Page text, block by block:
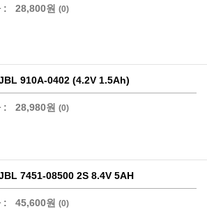
: 28,800원 (0)
910A-0402 (4.2V 1.5Ah)
: 28,980원 (0)
7451-08500 2S 8.4V 5AH
: 45,600원 (0)